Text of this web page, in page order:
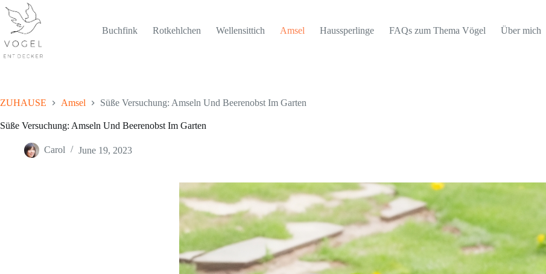
content
Buchfink Rotkehlchen Wellensittich Amsel Haussperlinge FAQs zum Thema Vögel Über mich
ZUHAUSE Amsel Süße Versuchung: Amseln Und Beerenobst Im Garten
Süße Versuchung: Amseln Und Beerenobst Im Garten
Carol June 19, 2023